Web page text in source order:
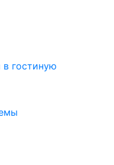
в гостиную